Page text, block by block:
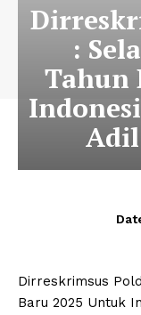
:
Tahun
Dirreskrimsus
Baru 2025 Untuk